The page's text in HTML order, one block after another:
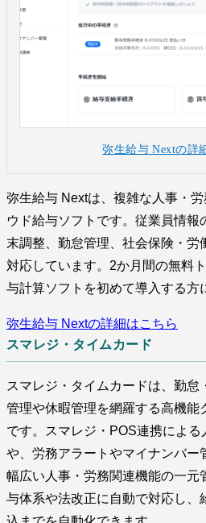
弥生給与 Nextの詳
弥生給与 Nextは、複雑な人事・
ウド給与ソフトです。従業員情
末調整、勤怠管理、社会保険・労
対応しています。2か月間の無料
与計算ソフトを初めて導入する方
弥生給与 Nextの詳細はこちら
スマレジ・タイムカード
スマレジ・タイムカードは、勤怠
管理や休暇管理を網羅する高機能
です。スマレジ・POS連携によ
や、労務アラートやマイナンバー
幅広い人事・労務関連機能の一元
与体系や法改正に自動で対応し、